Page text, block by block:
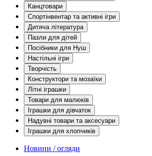
Канцтовари
Спортінвентар та активні ігри
Дитяча література
Пазли для дітей
Посібники для Нуш
Настільні ігри
Творчість
Конструктори та мозаїки
Літні іграшки
Товари для малюків
Іграшки для дівчаток
Надувні товари та аксесуари
Іграшки для хлопчиків
Новини / огляди